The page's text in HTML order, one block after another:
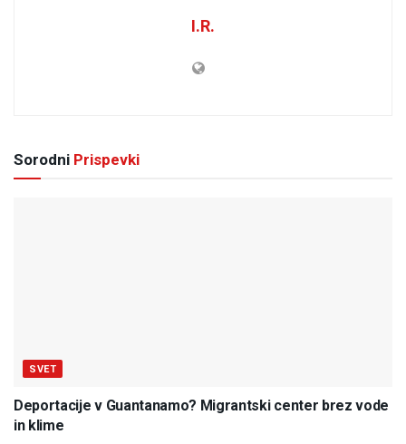
I.R.
Sorodni Prispevki
SVET
Deportacije v Guantanamo? Migrantski center brez vode
in klime